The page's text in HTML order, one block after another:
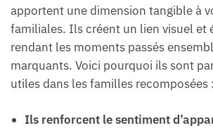
apportent une dimension tangible à
familiales. Ils créent un lien visuel et
rendant les moments passés
marquants. Voici pourquoi ils sont
utiles dans les familles recomposées :
Ils renforcent le sentiment